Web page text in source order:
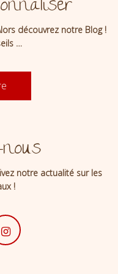
découvrez notre Blog !
…
notre actualité sur les
!